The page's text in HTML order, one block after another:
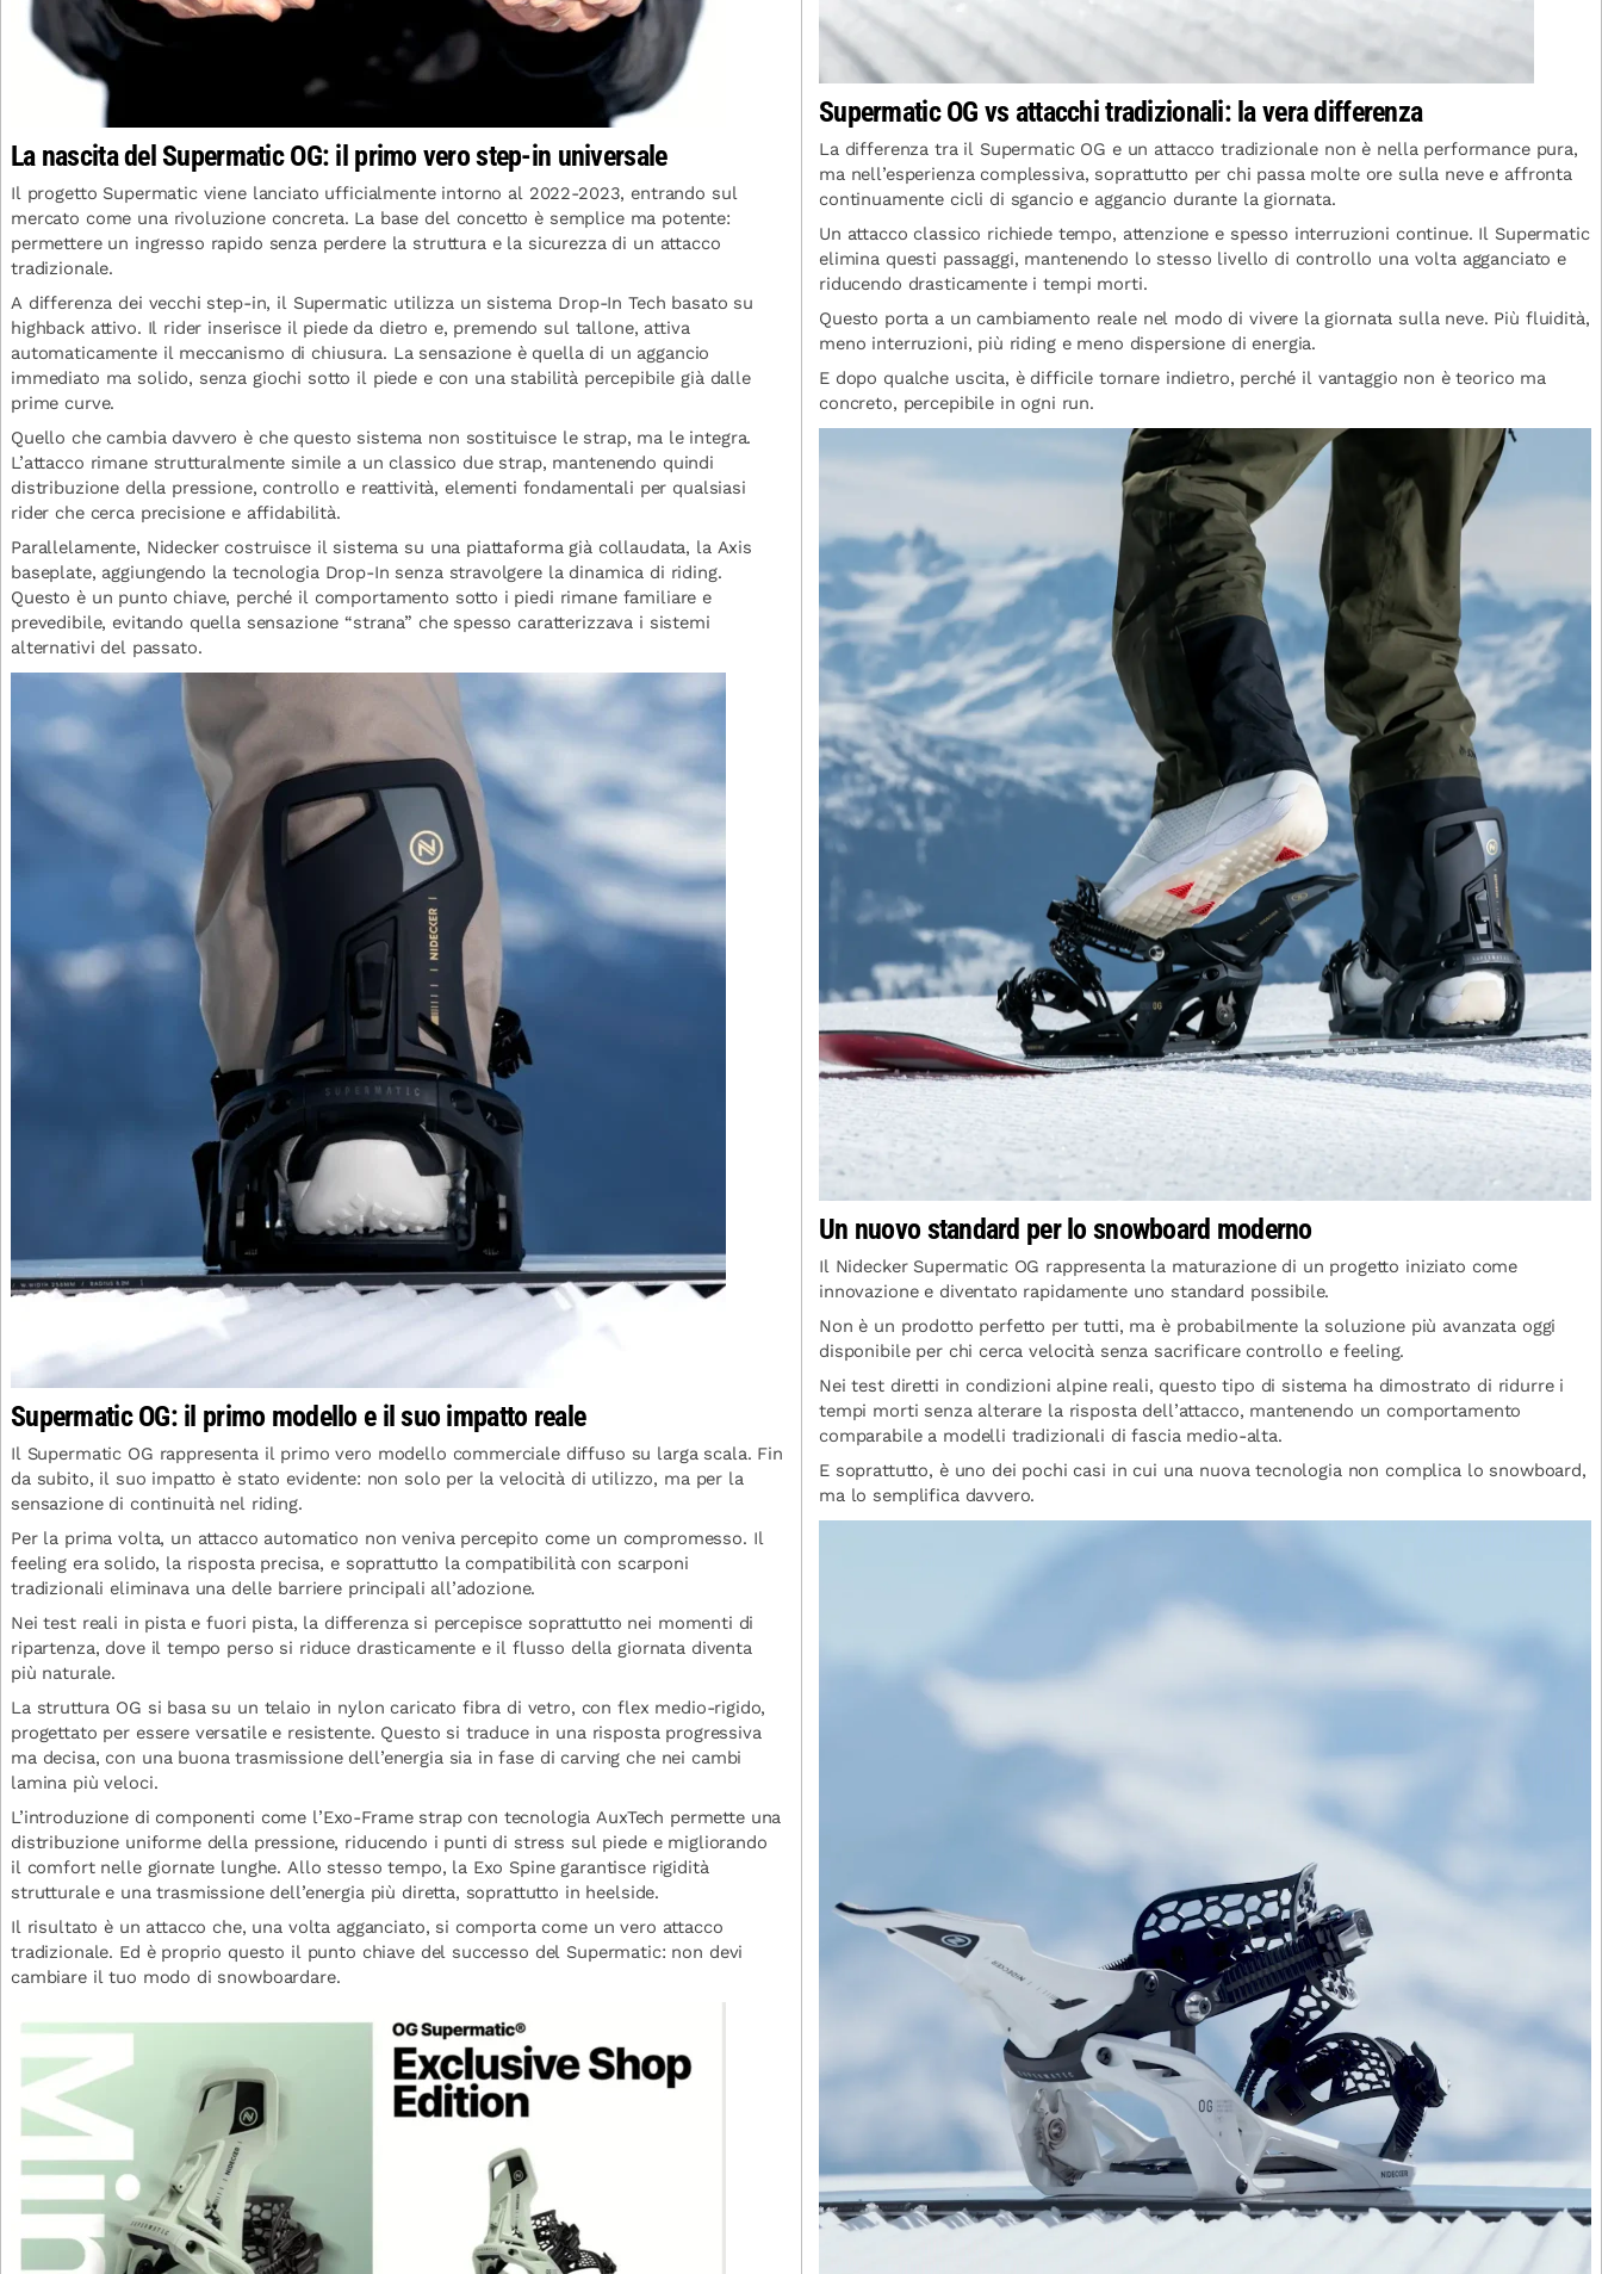
La nascita del Supermatic OG: il primo vero step-in universale
Il progetto Supermatic viene lanciato ufficialmente intorno al 2022-2023, entrando sul
mercato come una rivoluzione concreta. La base del concetto è semplice ma potente:
permettere un ingresso rapido senza perdere la struttura e la sicurezza di un attacco
tradizionale.
A differenza dei vecchi step-in, il Supermatic utilizza un sistema Drop-In Tech basato su
highback attivo. Il rider inserisce il piede da dietro e, premendo sul tallone, attiva
automaticamente il meccanismo di chiusura. La sensazione è quella di un aggancio
immediato ma solido, senza giochi sotto il piede e con una stabilità percepibile già dalle
prime curve.
Quello che cambia davvero è che questo sistema non sostituisce le strap, ma le integra.
L’attacco rimane strutturalmente simile a un classico due strap, mantenendo quindi
distribuzione della pressione, controllo e reattività, elementi fondamentali per qualsiasi
rider che cerca precisione e affidabilità.
Parallelamente, Nidecker costruisce il sistema su una piattaforma già collaudata, la Axis
baseplate, aggiungendo la tecnologia Drop-In senza stravolgere la dinamica di riding.
Questo è un punto chiave, perché il comportamento sotto i piedi rimane familiare e
prevedibile, evitando quella sensazione “strana” che spesso caratterizzava i sistemi
alternativi del passato.
Supermatic OG: il primo modello e il suo impatto reale
Il Supermatic OG rappresenta il primo vero modello commerciale diffuso su larga scala. Fin
da subito, il suo impatto è stato evidente: non solo per la velocità di utilizzo, ma per la
sensazione di continuità nel riding.
Per la prima volta, un attacco automatico non veniva percepito come un compromesso. Il
feeling era solido, la risposta precisa, e soprattutto la compatibilità con scarponi
tradizionali eliminava una delle barriere principali all’adozione.
Nei test reali in pista e fuori pista, la differenza si percepisce soprattutto nei momenti di
ripartenza, dove il tempo perso si riduce drasticamente e il flusso della giornata diventa
più naturale.
La struttura OG si basa su un telaio in nylon caricato fibra di vetro, con flex medio-rigido,
progettato per essere versatile e resistente. Questo si traduce in una risposta progressiva
ma decisa, con una buona trasmissione dell’energia sia in fase di carving che nei cambi
lamina più veloci.
L’introduzione di componenti come l’Exo-Frame strap con tecnologia AuxTech permette una
distribuzione uniforme della pressione, riducendo i punti di stress sul piede e migliorando
il comfort nelle giornate lunghe. Allo stesso tempo, la Exo Spine garantisce rigidità
strutturale e una trasmissione dell’energia più diretta, soprattutto in heelside.
Il risultato è un attacco che, una volta agganciato, si comporta come un vero attacco
tradizionale. Ed è proprio questo il punto chiave del successo del Supermatic: non devi
cambiare il tuo modo di snowboardare.
Supermatic OG vs attacchi tradizionali: la vera differenza
La differenza tra il Supermatic OG e un attacco tradizionale non è nella performance pura,
ma nell’esperienza complessiva, soprattutto per chi passa molte ore sulla neve e affronta
continuamente cicli di sgancio e aggancio durante la giornata.
Un attacco classico richiede tempo, attenzione e spesso interruzioni continue. Il Supermatic
elimina questi passaggi, mantenendo lo stesso livello di controllo una volta agganciato e
riducendo drasticamente i tempi morti.
Questo porta a un cambiamento reale nel modo di vivere la giornata sulla neve. Più fluidità,
meno interruzioni, più riding e meno dispersione di energia.
E dopo qualche uscita, è difficile tornare indietro, perché il vantaggio non è teorico ma
concreto, percepibile in ogni run.
Un nuovo standard per lo snowboard moderno
Il Nidecker Supermatic OG rappresenta la maturazione di un progetto iniziato come
innovazione e diventato rapidamente uno standard possibile.
Non è un prodotto perfetto per tutti, ma è probabilmente la soluzione più avanzata oggi
disponibile per chi cerca velocità senza sacrificare controllo e feeling.
Nei test diretti in condizioni alpine reali, questo tipo di sistema ha dimostrato di ridurre i
tempi morti senza alterare la risposta dell’attacco, mantenendo un comportamento
comparabile a modelli tradizionali di fascia medio-alta.
E soprattutto, è uno dei pochi casi in cui una nuova tecnologia non complica lo snowboard,
ma lo semplifica davvero.
Confirm your age
Are you 18 years old or older?
No, I'm not Yes, I am